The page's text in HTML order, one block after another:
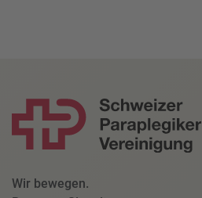
Wir bewegen.